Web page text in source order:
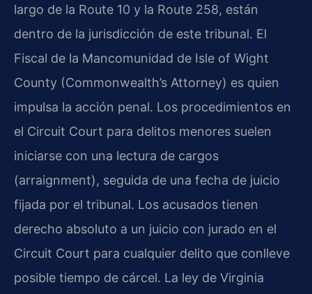
largo de la Route 10 y la Route 258, están
dentro de la jurisdicción de este tribunal. El
Fiscal de la Mancomunidad de Isle of Wight
County (Commonwealth’s Attorney) es quien
impulsa la acción penal. Los procedimientos en
el Circuit Court para delitos menores suelen
iniciarse con una lectura de cargos
(arraignment), seguida de una fecha de juicio
fijada por el tribunal. Los acusados tienen
derecho absoluto a un juicio con jurado en el
Circuit Court para cualquier delito que conlleve
posible tiempo de cárcel. La ley de Virginia